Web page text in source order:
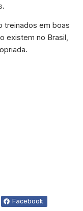
treinados em boas
existem no Brasil,
Facebook